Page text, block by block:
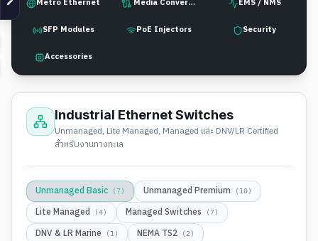
Metro Ethernet Media Converter EMS / NMS
SFP Modules PoE Injectors Security
Accessories
Industrial Ethernet Switches
Unmanaged, Lite Managed, Managed และ DNV/LR Certified
สำหรับงานทางทะเล
Unmanaged Basic (7) Unmanaged Premium ( 10)
Lite Managed (4) Managed Switches (7 )
DNV & LR Marine ( 1 ) NEMA TS2 ( 2 )